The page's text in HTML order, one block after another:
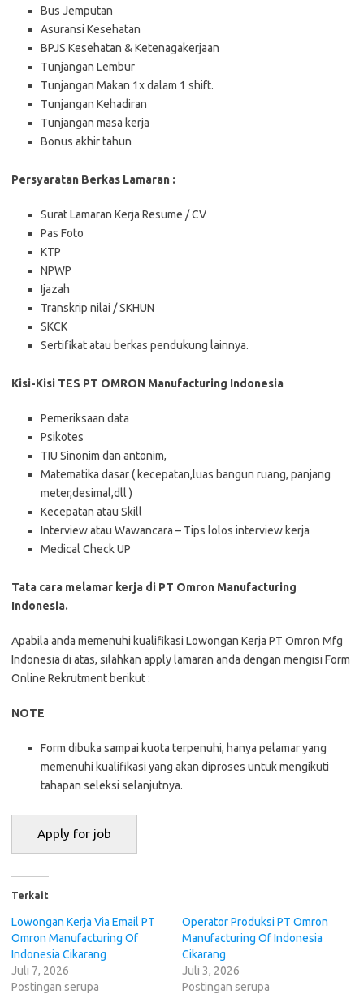
Bus Jemputan
Asuransi Kesehatan
BPJS Kesehatan & Ketenagakerjaan
Tunjangan Lembur
Tunjangan Makan 1x dalam 1 shift.
Tunjangan Kehadiran
Tunjangan masa kerja
Bonus akhir tahun
Persyaratan Berkas Lamaran :
Surat Lamaran Kerja Resume / CV
Pas Foto
KTP
NPWP
Ijazah
Transkrip nilai / SKHUN
SKCK
Sertifikat atau berkas pendukung lainnya.
Kisi-Kisi TES PT OMRON Manufacturing Indonesia
Pemeriksaan data
Psikotes
TIU Sinonim dan antonim,
Matematika dasar ( kecepatan,luas bangun ruang, panjang
meter,desimal,dll )
Kecepatan atau Skill
Interview atau Wawancara – Tips lolos interview kerja
Medical Check UP
Tata cara melamar kerja di PT Omron Manufacturing
Indonesia.
Apabila anda memenuhi kualifikasi Lowongan Kerja PT Omron Mfg
Indonesia di atas, silahkan apply lamaran anda dengan mengisi Form
Online Rekrutment berikut :
NOTE
Form dibuka sampai kuota terpenuhi, hanya pelamar yang
memenuhi kualifikasi yang akan diproses untuk mengikuti
tahapan seleksi selanjutnya.
Terkait
Lowongan Kerja Via Email PT
Omron Manufacturing Of
Indonesia Cikarang
Juli 7, 2026
Postingan serupa
Operator Produksi PT Omron
Manufacturing Of Indonesia
Cikarang
Juli 3, 2026
Postingan serupa